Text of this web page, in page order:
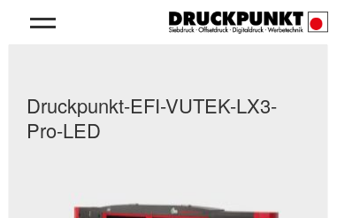
Druckpunkt-EFI-VUTEK-LX3-
Pro-LED